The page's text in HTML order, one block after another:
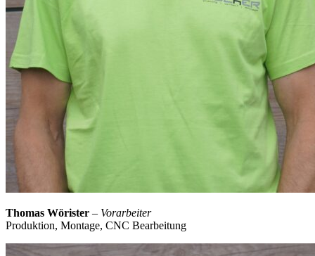
Thomas Wörister – Vorarbeiter
Produktion, Montage, CNC Bearbeitung